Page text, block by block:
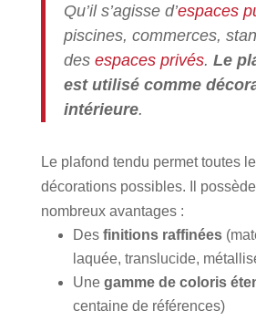
Qu’il s’agisse d’espaces
piscines, commerces,
des espaces privés. Le
est utilisé comme
intérieure.
Le plafond tendu permet toutes
décorations possibles. Il
nombreux avantages :
Des finitions raffinées
laquée, translucide,
Une gamme de coloris
centaine de références)